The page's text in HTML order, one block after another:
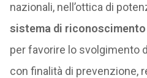
nazionali, nell’ottica di
sistema di
per favorire lo svolgimento
con finalità di prevenzione,